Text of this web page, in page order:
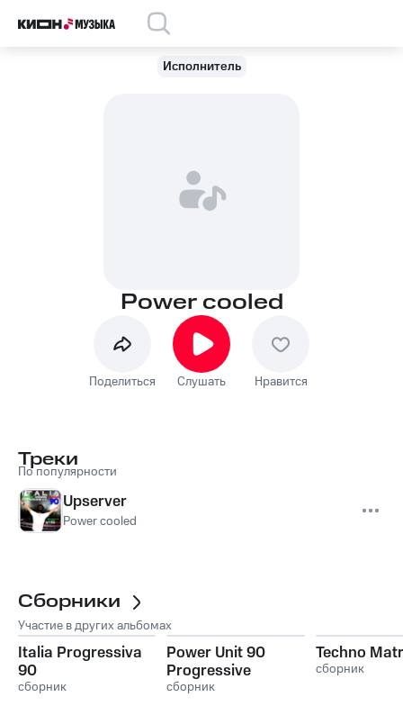
Исполнитель
Power cooled
Поделиться Слушать Нравится
Треки
По популярности
Upserver
Power cooled
Сборники
Участие в других альбомах
Italia Progressiva
90
сборник
Power Unit 90
Progressive
сборник
Techno
сборник